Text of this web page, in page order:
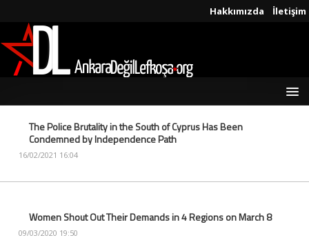
Hakkımızda İletişim
The Police Brutality in the South of Cyprus Has Been
Condemned by Independence Path
16/02/2021 16:04
Women Shout Out Their Demands in 4 Regions on March 8
09/03/2020 19:50